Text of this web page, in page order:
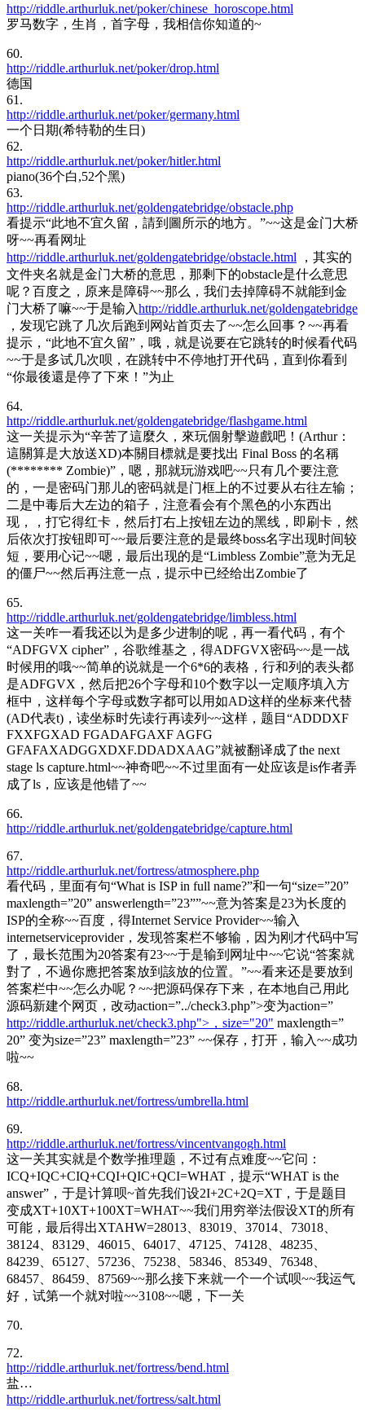
http://riddle.arthurluk.net/poker/chinese_horoscope.html
罗马数字，生肖，首字母，我相信你知道的~
60.
http://riddle.arthurluk.net/poker/drop.html
德国
61.
http://riddle.arthurluk.net/poker/germany.html
一个日期(希特勒的生日)
62.
http://riddle.arthurluk.net/poker/hitler.html
piano(36个白,52个黑)
63.
http://riddle.arthurluk.net/goldengatebridge/obstacle.php
看提示“此地不宜久留，請到圖所示的地方。”~~这是金门大桥
呀~~再看网址
http://riddle.arthurluk.net/goldengatebridge/obstacle.html ，其实的
文件夹名就是金门大桥的意思，那剩下的obstacle是什么意思
呢？百度之，原来是障碍~~那么，我们去掉障碍不就能到金
门大桥了嘛~~于是输入http://riddle.arthurluk.net/goldengatebridge
，发现它跳了几次后跑到网站首页去了~~怎么回事？~~再看
提示，“此地不宜久留”，哦，就是说要在它跳转的时候看代码
~~于是多试几次呗，在跳转中不停地打开代码，直到你看到
“你最後還是停了下來！”为止
64.
http://riddle.arthurluk.net/goldengatebridge/flashgame.html
这一关提示为“辛苦了這麼久，來玩個射擊遊戲吧！(Arthur：
這關算是大放送XD)本關目標就是要找出 Final Boss 的名稱
(******** Zombie)”，嗯，那就玩游戏吧~~只有几个要注意
的，一是密码门那儿的密码就是门框上的不过要从右往左输；
二是中毒后大左边的箱子，注意看会有个黑色的小东西出
现，，打它得红卡，然后打右上按钮左边的黑线，即刷卡，然
后依次打按钮即可~~最后要注意的是最终boss名字出现时间较
短，要用心记~~嗯，最后出现的是“Limbless Zombie”意为无足
的僵尸~~然后再注意一点，提示中已经给出Zombie了
65.
http://riddle.arthurluk.net/goldengatebridge/limbless.html
这一关咋一看我还以为是多少进制的呢，再一看代码，有个
“ADFGVX cipher”，谷歌维基之，得ADFGVX密码~~是一战
时候用的哦~~简单的说就是一个6*6的表格，行和列的表头都
是ADFGVX，然后把26个字母和10个数字以一定顺序填入方
框中，这样每个字母或数字都可以用如AD这样的坐标来代替
(AD代表t)，读坐标时先读行再读列~~这样，题目“ADDDXF
FXXFGXAD FGADAFGAXF AGFG
GFAFAXADGGXDXF.DDADXAAG”就被翻译成了the next
stage ls capture.html~~神奇吧~~不过里面有一处应该是is作者弄
成了ls，应该是他错了~~
66.
http://riddle.arthurluk.net/goldengatebridge/capture.html
67.
http://riddle.arthurluk.net/fortress/atmosphere.php
看代码，里面有句“What is ISP in full name?”和一句“size=”20”
maxlength=”20” answerlength=”23””~~意为答案是23为长度的
ISP的全称~~百度，得Internet Service Provider~~输入
internetserviceprovider，发现答案栏不够输，因为刚才代码中写
了，最长范围为20答案有23~~于是输到网址中~~它说“答案就
對了，不過你應把答案放到該放的位置。”~~看来还是要放到
答案栏中~~怎么办呢？~~把源码保存下来，在本地自己用此
源码新建个网页，改动action=”../check3.php”>变为action=”
http://riddle.arthurluk.net/check3.php">，size="20" maxlength=”
20” 变为size=”23” maxlength=”23” ~~保存，打开，输入~~成功
啦~~
68.
http://riddle.arthurluk.net/fortress/umbrella.html
69.
http://riddle.arthurluk.net/fortress/vincentvangogh.html
这一关其实就是个数学推理题，不过有点难度~~它问：
ICQ+IQC+CIQ+CQI+QIC+QCI=WHAT，提示“WHAT is the
answer”，于是计算呗~首先我们设2I+2C+2Q=XT，于是题目
变成XT+10XT+100XT=WHAT~~我们用穷举法假设XT的所有
可能，最后得出XTAHW=28013、83019、37014、73018、
38124、83129、46015、64017、47125、74128、48235、
84239、65127、57236、75238、58346、85349、76348、
68457、86459、87569~~那么接下来就一个一个试呗~~我运气
好，试第一个就对啦~~3108~~嗯，下一关
70.
72.
http://riddle.arthurluk.net/fortress/bend.html
盐…
http://riddle.arthurluk.net/fortress/salt.html